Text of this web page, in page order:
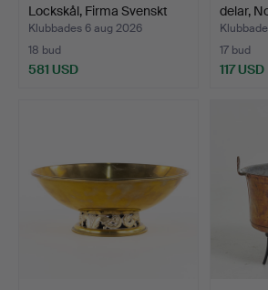
Lockskål, Firma Svenskt
Te…
Klubbades 6 aug 2026
18 bud
581 USD
delar,
17 bud
117 USD